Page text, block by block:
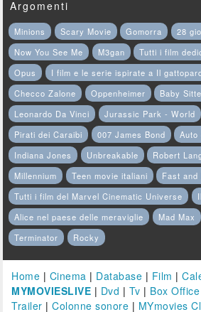
Argomenti
Minions Scary Movie Gomorra
28
Now You See Me
M3gan
Tutti i film
Opus
I film e le serie ispirate a Il
Checco Zalone
Oppenheimer Baby
Leonardo Da Vinci
Jurassic Park - World
Pirati dei Caraibi
007 James Bond Auto
Indiana Jones
Unbreakable Robert
Millennium
Teen movie italiani
Fast and
Tutti i film del Marvel Cinematic Universe
Alice nel paese delle meraviglie
Mad Max
Terminator
Rocky
Home | Cinema | Database | Film |
MYMOVIESLIVE | Dvd | Tv | Box Office
Trailer |Colonne sonore | MYmovies